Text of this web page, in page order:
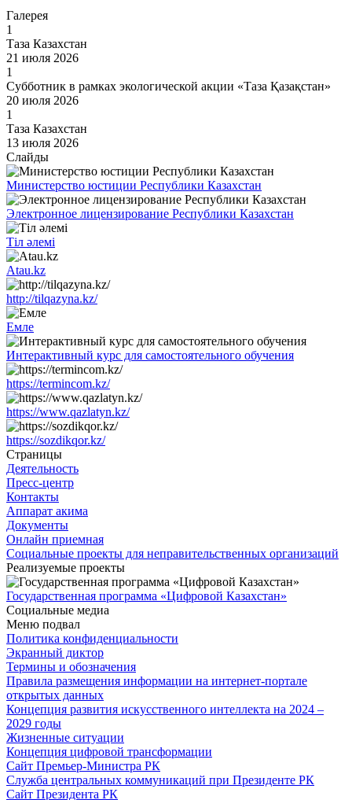
Галерея
1
Таза Казахстан
21 июля 2026
1
Субботник в рамках экологической акции «Таза Қазақстан»
20 июля 2026
1
Таза Казахстан
13 июля 2026
Слайды
Министерство юстиции Республики Казахстан
Электронное лицензирование Республики Казахстан
Тіл әлемі
Atau.kz
http://tilqazyna.kz/
Емле
Интерактивный курс для самостоятельного обучения
https://termincom.kz/
https://www.qazlatyn.kz/
https://sozdikqor.kz/
Страницы
Деятельность
Пресс-центр
Контакты
Аппарат акима
Документы
Онлайн приемная
Социальные проекты для неправительственных организаций
Реализуемые проекты
Государственная программа «Цифровой Казахстан»
Социальные медиа
Меню подвал
Политика конфиденциальности
Экранный диктор
Термины и обозначения
Правила размещения информации на интернет-портале
открытых данных
Концепция развития искусственного интеллекта на 2024 –
2029 годы
Жизненные ситуации
Концепция цифровой трансформации
Сайт Премьер-Министра РК
Служба центральных коммуникаций при Президенте РК
Сайт Президента РК